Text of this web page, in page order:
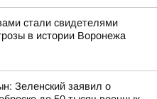
стали свидетелями
в истории Воронежа
Зеленский заявил о